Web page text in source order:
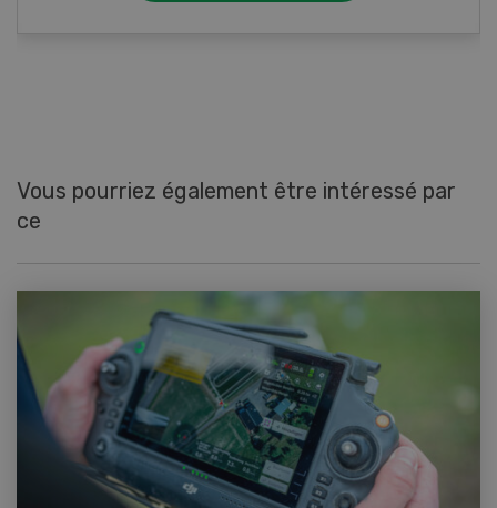
Vous pourriez également être intéressé par
ce